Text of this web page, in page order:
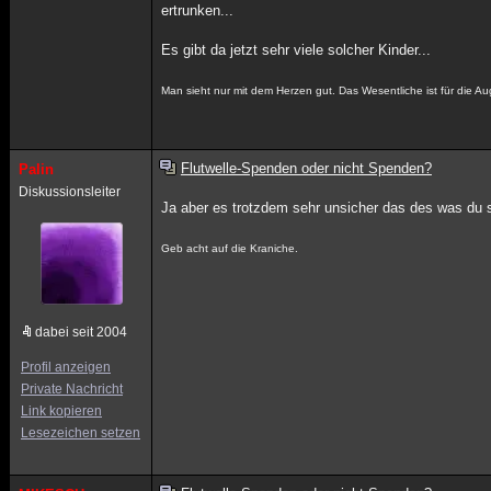
ertrunken...
Es gibt da jetzt sehr viele solcher Kinder...
Man sieht nur mit dem Herzen gut. Das Wesentliche ist für die
Palin
Diskussionsleiter
dabei seit 2004
Profil anzeigen
Private Nachricht
Link kopieren
Lesezeichen setzen
Flutwelle-Spenden oder nicht Spenden?
Ja aber es trotzdem sehr unsicher das des was du
Geb acht auf die Kraniche.